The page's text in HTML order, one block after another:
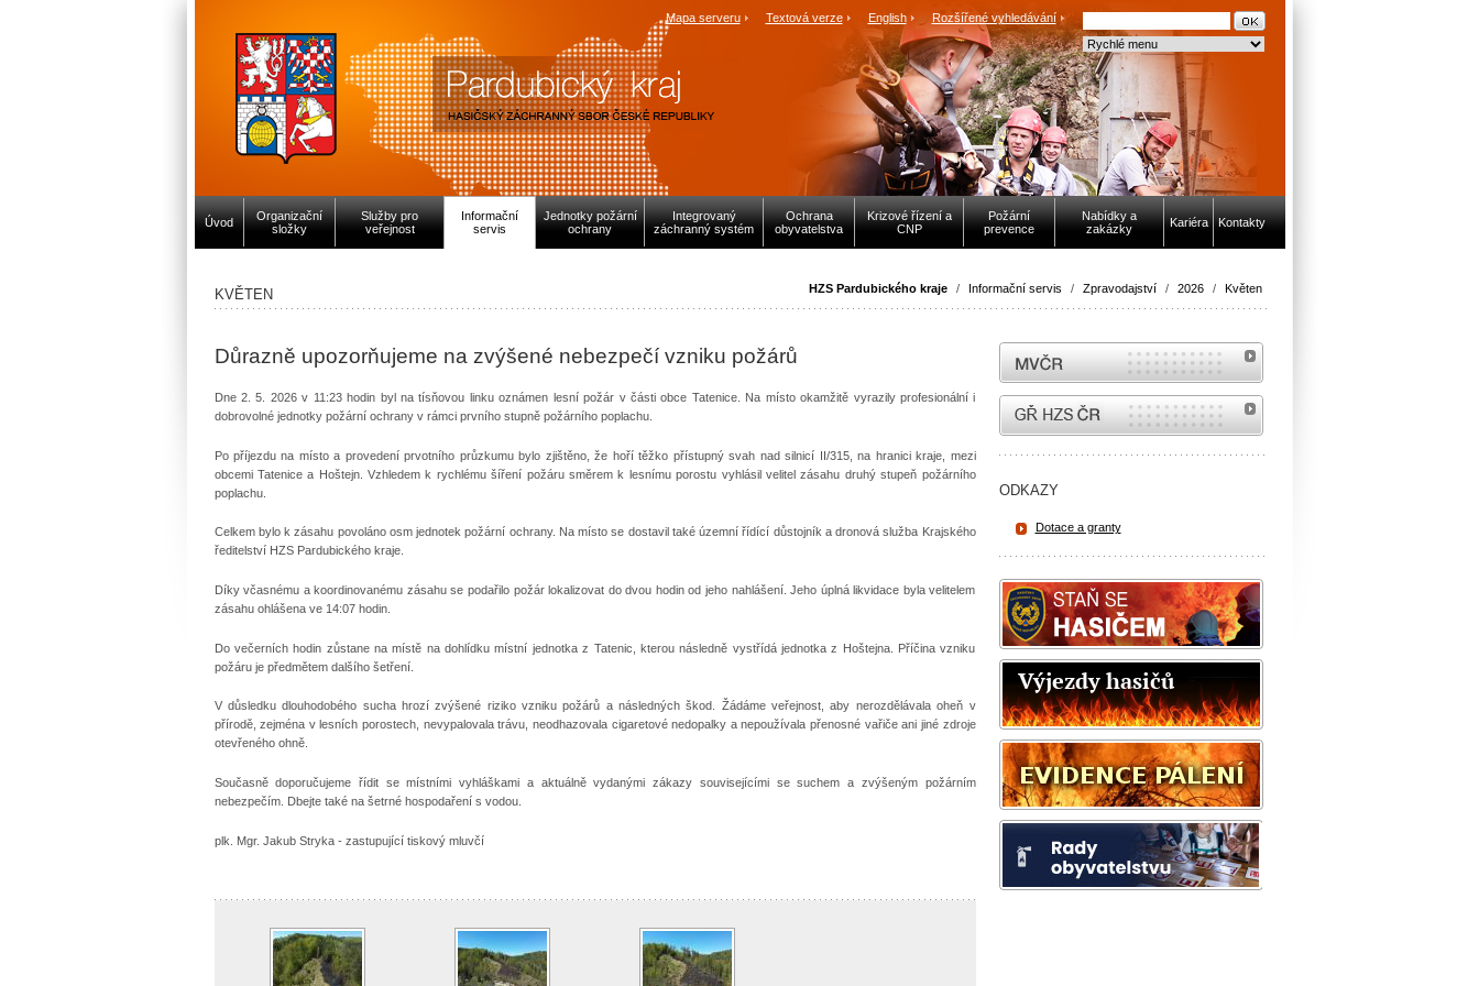
Mapa serveru Textová verze English Rozšířené vyhledávání
Úvod
Organizační
složky
Služby pro
veřejnost
Informační
servis
Jednotky požární
ochrany
Integrovaný
záchranný systém
Ochrana
obyvatelstva
Krizové řízení a
CNP
Požární
prevence
Nabídky a
zakázky
Kariéra Kontakty
HZS Pardubického kraje / Informační servis / Zpravodajství / 2026 / Květen
KVĚTEN
Důrazně upozorňujeme na zvýšené nebezpečí vzniku požárů
Dne 2. 5. 2026 v 11:23 hodin byl na tísňovou linku oznámen lesní požár v části obce Tatenice. Na místo okamžitě vyrazily profesionální i
dobrovolné jednotky požární ochrany v rámci prvního stupně požárního poplachu.
Po příjezdu na místo a provedení prvotního průzkumu bylo zjištěno, že hoří těžko přístupný svah nad silnicí II/315, na hranici kraje, mezi
obcemi Tatenice a Hoštejn. Vzhledem k rychlému šíření požáru směrem k lesnímu porostu vyhlásil velitel zásahu druhý stupeň požárního
poplachu.
Celkem bylo k zásahu povoláno osm jednotek požární ochrany. Na místo se dostavil také územní řídící důstojník a dronová služba Krajského
ředitelství HZS Pardubického kraje.
Díky včasnému a koordinovanému zásahu se podařilo požár lokalizovat do dvou hodin od jeho nahlášení. Jeho úplná likvidace byla velitelem
zásahu ohlášena ve 14:07 hodin.
Do večerních hodin zůstane na místě na dohlídku místní jednotka z Tatenic, kterou následně vystřídá jednotka z Hoštejna. Příčina vzniku
požáru je předmětem dalšího šetření.
V důsledku dlouhodobého sucha hrozí zvýšené riziko vzniku požárů a následných škod. Žádáme veřejnost, aby nerozdělávala oheň v
přírodě, zejména v lesních porostech, nevypalovala trávu, neodhazovala cigaretové nedopalky a nepoužívala přenosné vařiče ani jiné zdroje
otevřeného ohně.
Současně doporučujeme řídit se místními vyhláškami a aktuálně vydanými zákazy souvisejícími se suchem a zvýšeným požárním
nebezpečím. Dbejte také na šetrné hospodaření s vodou.
plk. Mgr. Jakub Stryka - zastupující tiskový mluvčí
MVČR
internetové stránky Hasiči ČR
ODKAZY
Dotace a granty